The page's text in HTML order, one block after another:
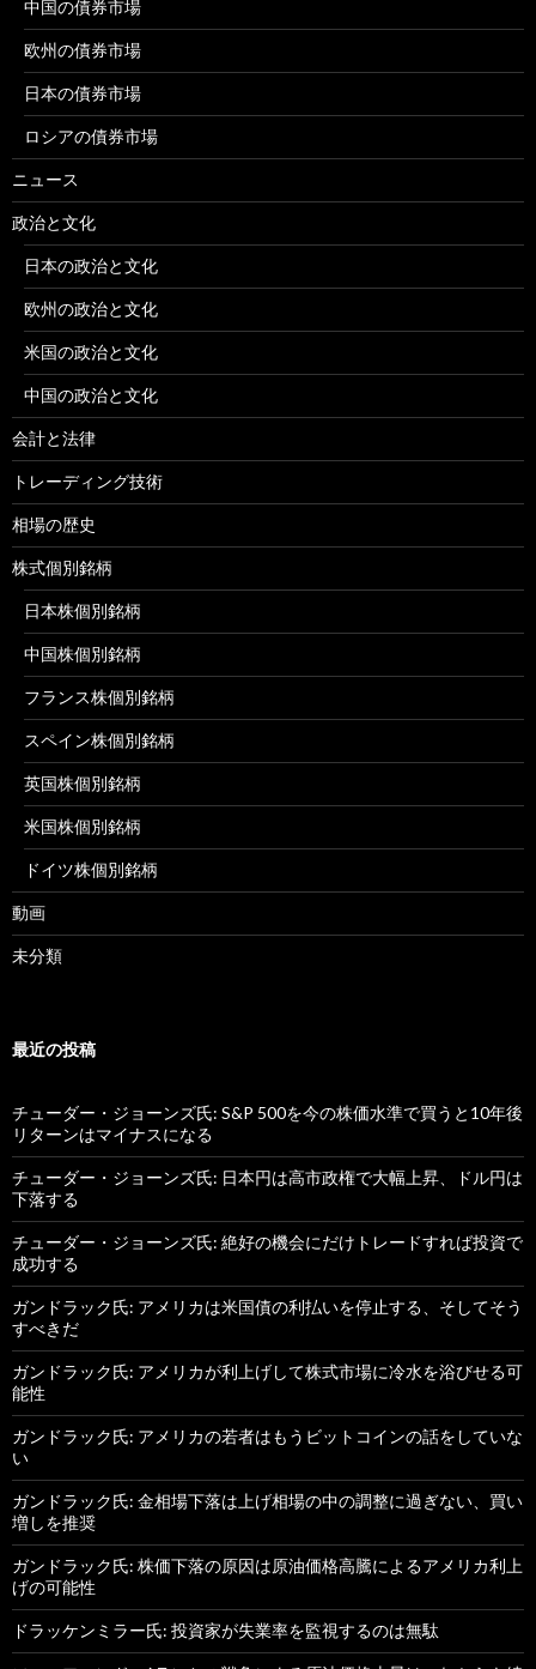
中国の債券市場
欧州の債券市場
日本の債券市場
ロシアの債券市場
ニュース
政治と文化
日本の政治と文化
欧州の政治と文化
米国の政治と文化
中国の政治と文化
会計と法律
トレーディング技術
相場の歴史
株式個別銘柄
日本株個別銘柄
中国株個別銘柄
フランス株個別銘柄
スペイン株個別銘柄
英国株個別銘柄
米国株個別銘柄
ドイツ株個別銘柄
動画
未分類
最近の投稿
チューダー・ジョーンズ氏: S&P 500を今の株価水準で買うと10年後
リターンはマイナスになる
チューダー・ジョーンズ氏: 日本円は高市政権で大幅上昇、ドル円は
下落する
チューダー・ジョーンズ氏: 絶好の機会にだけトレードすれば投資で
成功する
ガンドラック氏: アメリカは米国債の利払いを停止する、そしてそう
すべきだ
ガンドラック氏: アメリカが利上げして株式市場に冷水を浴びせる可
能性
ガンドラック氏: アメリカの若者はもうビットコインの話をしていな
い
ガンドラック氏: 金相場下落は上げ相場の中の調整に過ぎない、買い
増しを推奨
ガンドラック氏: 株価下落の原因は原油価格高騰によるアメリカ利上
げの可能性
ドラッケンミラー氏: 投資家が失業率を監視するのは無駄